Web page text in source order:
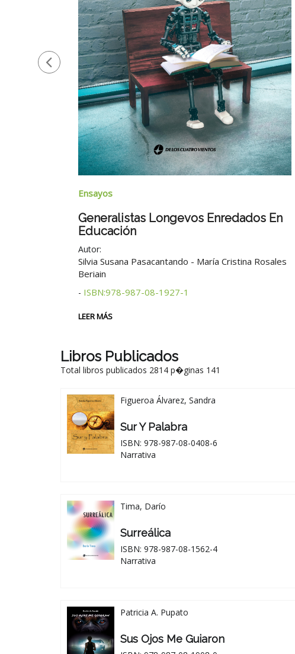
Ensayos
Generalistas Longevos Enredados En
Educación
Autor:
Silvia Susana Pasacantando - María Cristina Rosales
Beriain
- ISBN:978-987-08-1927-1
LEER MÁS
Libros Publicados
Total libros publicados 2814 p�ginas 141
Figueroa Álvarez, Sandra
Sur Y Palabra
ISBN: 978-987-08-0408-6
Narrativa
Tima, Darío
Surreálica
ISBN: 978-987-08-1562-4
Narrativa
Patricia A. Pupato
Sus Ojos Me Guiaron